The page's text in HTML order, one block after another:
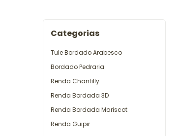
Categorias
Tule Bordado Arabesco
Bordado Pedraria
Renda Chantilly
Renda Bordada 3D
Renda Bordada Mariscot
Renda Guipir